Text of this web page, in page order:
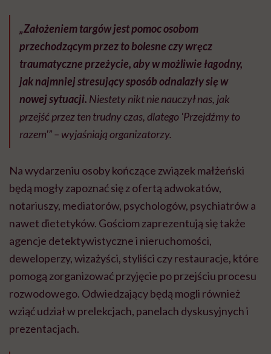
„Założeniem targów jest pomoc osobom
przechodzącym przez to bolesne czy wręcz
traumatyczne przeżycie, aby w możliwie łagodny,
jak najmniej stresujący sposób odnalazły się w
nowej sytuacji. Niestety nikt nie nauczył nas, jak
przejść przez ten trudny czas, dlatego 'Przejdźmy to
razem'”– wyjaśniają organizatorzy.
Na wydarzeniu osoby kończące związek małżeński
będą mogły zapoznać się z ofertą adwokatów,
notariuszy, mediatorów, psychologów, psychiatrów a
nawet dietetyków. Gościom zaprezentują się także
agencje detektywistyczne i nieruchomości,
deweloperzy, wizażyści, styliści czy restauracje, które
pomogą zorganizować przyjęcie po przejściu procesu
rozwodowego. Odwiedzający będą mogli również
wziąć udział w prelekcjach, panelach dyskusyjnych i
prezentacjach.